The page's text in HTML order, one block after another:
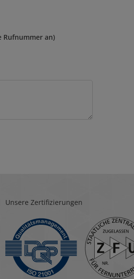
Rufnummer an)
Unsere Zertifizierungen